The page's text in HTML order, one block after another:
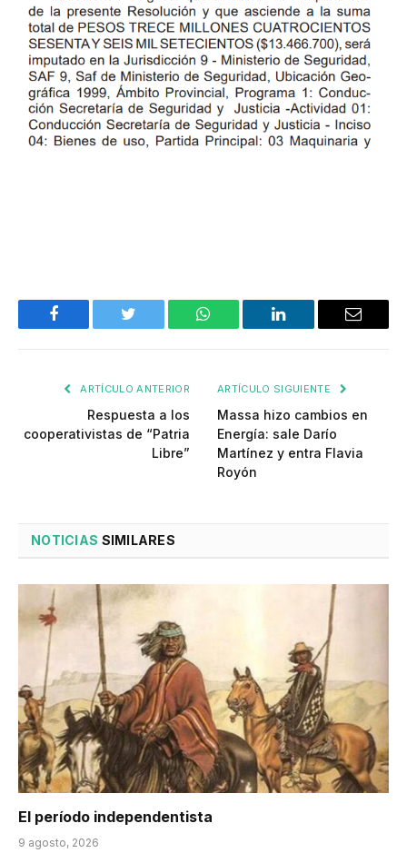
Facebook Twitter WhatsApp LinkedIn Email
ARTÍCULO ANTERIOR
Respuesta a los
cooperativistas de “Patria
Libre”
ARTÍCULO SIGUIENTE
Massa hizo cambios en
Energía: sale Darío
Martínez y entra Flavia
Royón
NOTICIAS SIMILARES
El período independentista
9 agosto, 2026